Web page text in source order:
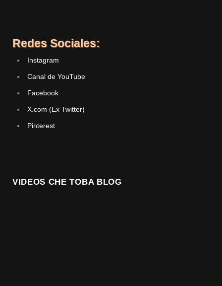
Redes Sociales:
Instagram
Canal de YouTube
Facebook
X.com (Ex Twitter)
Pinterest
VIDEOS CHE TOBA BLOG